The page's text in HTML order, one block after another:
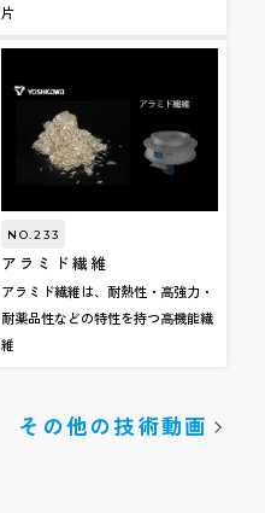
片
NO.233
アラミド繊維
アラミド繊維は、耐熱性・高強力・
耐薬品性などの特性を持つ高機能繊
維
その他の技術動画